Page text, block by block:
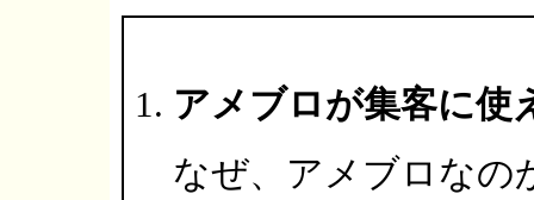
アメブロが集客に使
なぜ、アメブロなの